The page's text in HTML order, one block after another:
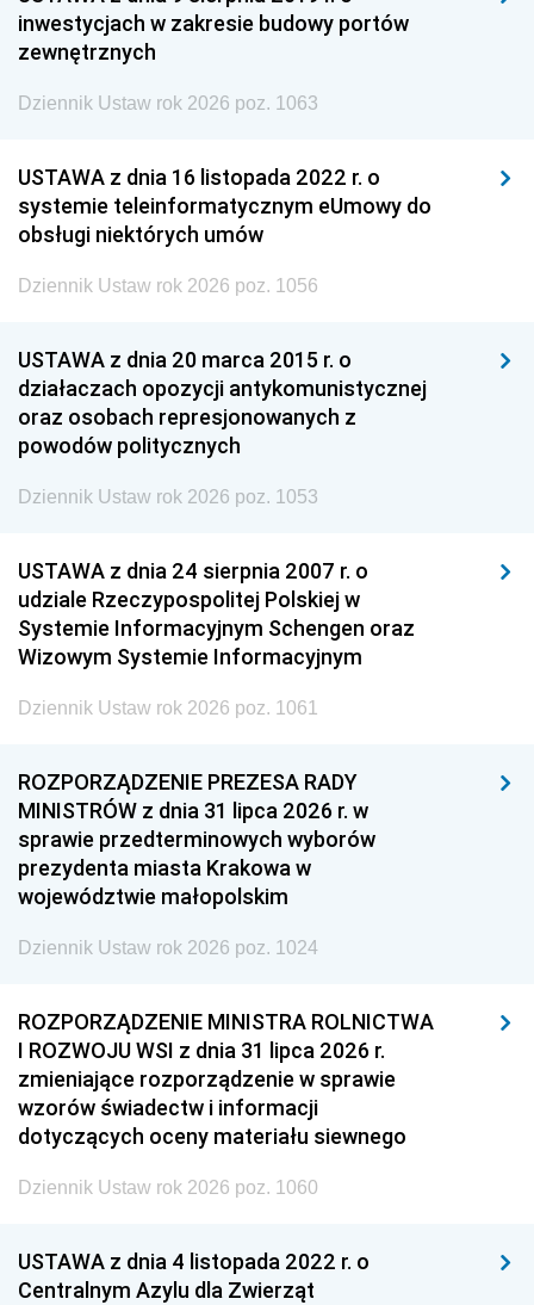
inwestycjach w zakresie budowy portów
zewnętrznych
Dziennik Ustaw rok 2026 poz. 1063
USTAWA z dnia 16 listopada 2022 r. o
systemie teleinformatycznym eUmowy do
obsługi niektórych umów
Dziennik Ustaw rok 2026 poz. 1056
USTAWA z dnia 20 marca 2015 r. o
działaczach opozycji antykomunistycznej
oraz osobach represjonowanych z
powodów politycznych
Dziennik Ustaw rok 2026 poz. 1053
USTAWA z dnia 24 sierpnia 2007 r. o
udziale Rzeczypospolitej Polskiej w
Systemie Informacyjnym Schengen oraz
Wizowym Systemie Informacyjnym
Dziennik Ustaw rok 2026 poz. 1061
ROZPORZĄDZENIE PREZESA RADY
MINISTRÓW z dnia 31 lipca 2026 r. w
sprawie przedterminowych wyborów
prezydenta miasta Krakowa w
województwie małopolskim
Dziennik Ustaw rok 2026 poz. 1024
ROZPORZĄDZENIE MINISTRA ROLNICTWA
I ROZWOJU WSI z dnia 31 lipca 2026 r.
zmieniające rozporządzenie w sprawie
wzorów świadectw i informacji
dotyczących oceny materiału siewnego
Dziennik Ustaw rok 2026 poz. 1060
USTAWA z dnia 4 listopada 2022 r. o
Centralnym Azylu dla Zwierząt